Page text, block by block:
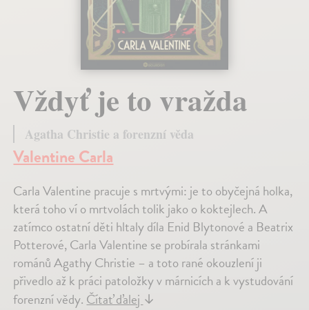
Vždyť je to vražda
Agatha Christie a forenzní věda
Valentine Carla
Carla Valentine pracuje s mrtvými: je to obyčejná holka,
která toho ví o mrtvolách tolik jako o koktejlech. A
zatímco ostatní děti hltaly díla Enid Blytonové a Beatrix
Potterové, Carla Valentine se probírala stránkami
románů Agathy Christie – a toto rané okouzlení ji
přivedlo až k práci patoložky v márnicích a k vystudování
forenzní vědy.Čítať ďalej↓